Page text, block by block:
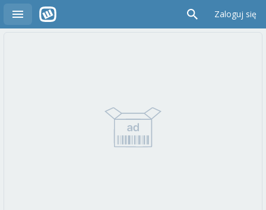
Zaloguj się